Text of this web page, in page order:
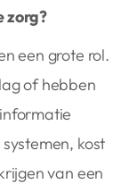
zorg?
een grote rol.
of hebben
kost
van een